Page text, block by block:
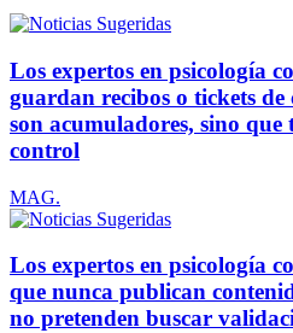
Los expertos en psicología
guardan recibos o tickets de
son acumuladores, sino que
control
MAG.
Los expertos en psicología
que nunca publican
no pretenden buscar